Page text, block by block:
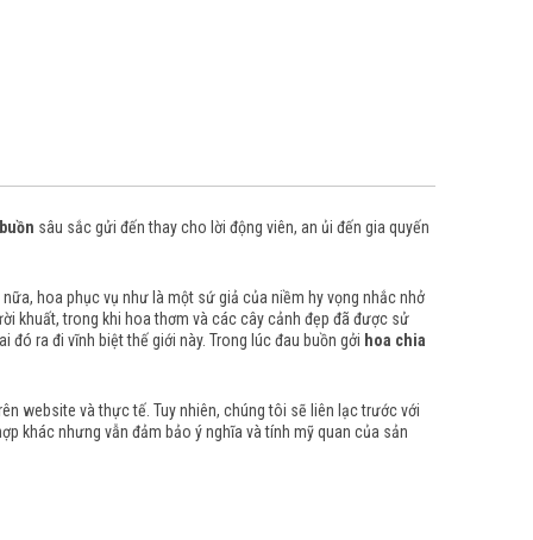
sâu sắc gửi đến thay cho lời động viên, an ủi đến gia quyến
nữa, hoa phục vụ như là một sứ giả của niềm hy vọng nhắc nhở
khuất, trong khi hoa thơm và các cây cảnh đẹp đã được sử
đó ra đi vĩnh biệt thế giới này. Trong lúc đau buồn gởi hoa chia
website và thực tế. Tuy nhiên, chúng tôi sẽ liên lạc trước với
khác nhưng vẫn đảm bảo ý nghĩa và tính mỹ quan của sản